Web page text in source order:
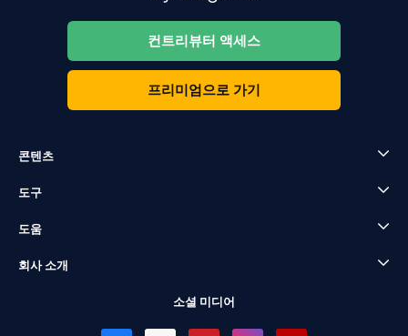
컨트리뷰터 액세스
프리미엄으로 가기
콘텐츠
도구
도움
회사 소개
소셜 미디어